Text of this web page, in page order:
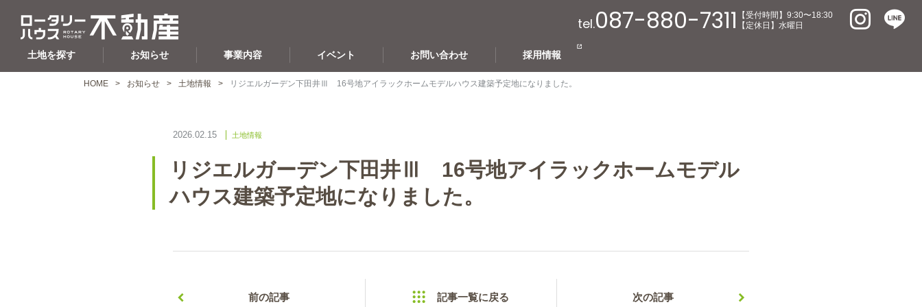
土地を探す お知らせ 事業内容 イベント お問い合わせ 採用情報
tel.087-880-7311
【受付時間】9:30〜18:30
【定休日】水曜日
HOME お知らせ 土地情報 リジエルガーデン下田井Ⅲ 16号地アイラックホームモデルハウス建築予定地になりました。
2026.02.15 土地情報
リジエルガーデン下田井Ⅲ 16号地アイラックホームモデル
ハウス建築予定地になりました。
前の記事 記事一覧に戻る 次の記事